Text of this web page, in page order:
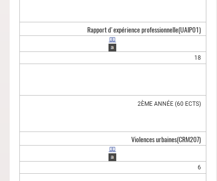
Rapport d'expérience professionnelle(UAIP01)
18
2ÈME ANNÉE (60 ECTS)
Violences urbaines(CRM207)
6